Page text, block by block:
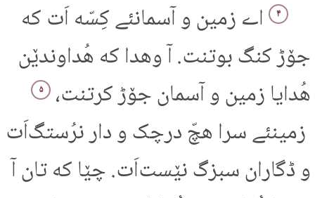
۴ اے زمین و آسمانئے کِسّه اَت که
جۆڑ کنگ بوتنت. آ وهدا که هُداوندێن
هُدایا زمین و آسمان جۆڑ کرتنت،
۵
زمینئے سرا هچّ درچک و دار نرُستگ‌اَت
و ڈگاران سبزگ نێست‌اَت. چێا که تان آ